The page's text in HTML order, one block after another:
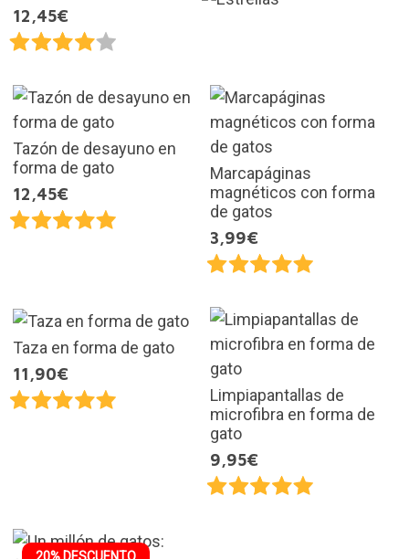
12,45€
Tazón de desayuno en
forma de gato
12,45€
Marcapáginas
magnéticos con forma
de gatos
3,99€
Taza en forma de gato
11,90€
Limpiapantallas de
microfibra en forma de
gato
9,95€